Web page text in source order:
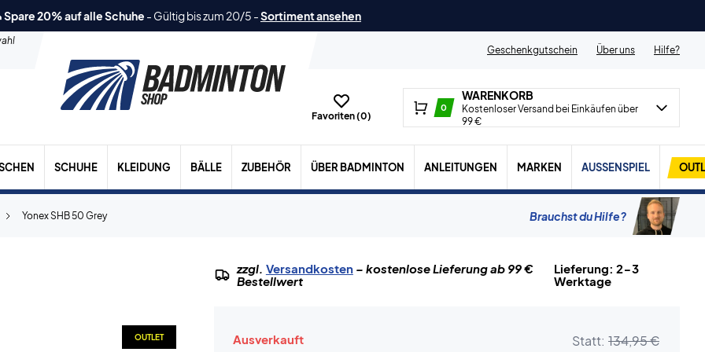
Spare 20% auf alle Schuhe - Gültig bis zum 20/5 -Sortiment ansehen
Geschenkgutschein
Über uns Hilfe?
Favoriten (0)
0
WARENKORB
Kostenloser Versand bei Einkäufen über
99 €
SCHUHE KLEIDUNG BÄLLE ZUBEHÖR ÜBER BADMINTON ANLEITUNGEN MARKEN AUSSENSPIEL
Yonex SHB 50 Grey Brauchst du Hilfe?
OUTLET
zzgl. Versandkosten– kostenlose Lieferung ab 99 €
Bestellwert
Lieferung: 2-3
Werktage
Ausverkauft Statt: 134,95 €